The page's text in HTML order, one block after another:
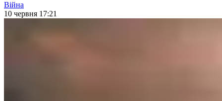
Війна
10 червня 17:21